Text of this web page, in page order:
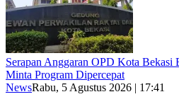
Serapan Anggaran OPD Kota
Minta Program Dipercepat
NewsRabu, 5 Agustus 2026 | 17:41